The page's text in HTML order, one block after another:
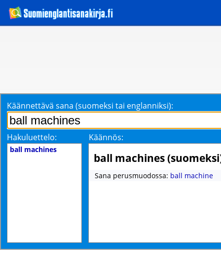
Käännettävä sana (suomeksi tai englanniksi):
Hakuluettelo: Käännös:
ball machines
ball machines
Sana perusmuodossa: ball machine